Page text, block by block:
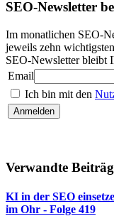
SEO-Newsletter
Im monatlichen SEO-
jeweils zehn
SEO-Newsletter bleibt
Email
Ich bin mit den
Verwandte
KI in der SEO
im Ohr - Folge 419